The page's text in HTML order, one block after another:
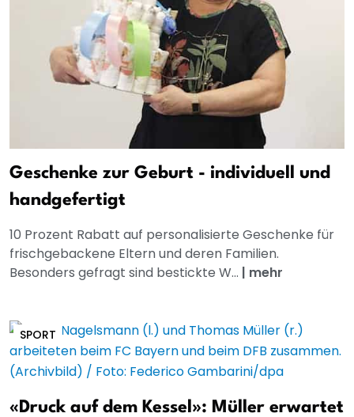
Geschenke zur Geburt - individuell und
handgefertigt
10 Prozent Rabatt auf personalisierte Geschenke für
frischgebackene Eltern und deren Familien.
Besonders gefragt sind bestickte W... | mehr
SPORT
«Druck auf dem Kessel»: Müller erwartet